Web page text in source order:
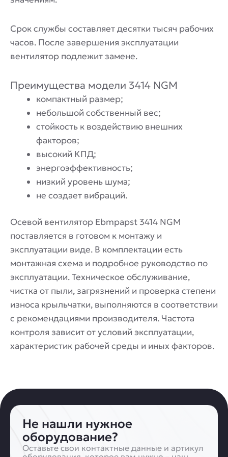
Срок службы составляет десятки тысяч рабочих
часов. После завершения эксплуатации
вентилятор подлежит замене.
Преимущества модели 3414 NGM
компактный размер;
небольшой собственный вес;
стойкость к воздействию внешних
факторов;
высокий КПД;
энергоэффективность;
низкий уровень шума;
не создает вибраций.
Осевой вентилятор Ebmpapst 3414 NGM
поставляется в готовом к монтажу и
эксплуатации виде. В комплектации есть
монтажная схема и подробное руководство по
эксплуатации. Техническое обслуживание,
чистка от пыли, загрязнений и проверка степени
износа крыльчатки, выполняются в соответствии
с рекомендациями производителя. Частота
контроля зависит от условий эксплуатации,
характеристик рабочей среды и иных факторов.
Не нашли нужное
оборудование?
Оставьте свои контактные данные и артикул